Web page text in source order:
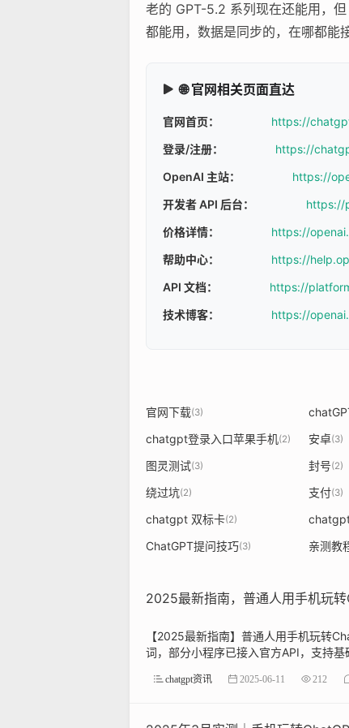
老的 GPT-5.2 系列现在还能用，
都能用，数据是同步的，在哪都能
🌐 官网相关页面直达
官网首页：
https://
登录/注册：
https://
OpenAI 主站：
https://
开发者 API 后台：
https://
价格详情：
https://
帮助中心：
https://
API 文档：
https://
技术博客：
https://
官网下载(3)
chatgpt登录入口苹果手机(2) 安卓(3)
图灵测试(3) 封号(2)
绕过坑(2) 支付(3)
chatgpt 双标卡(2)
ChatGPT提问技巧(3) 亲测教
2025最新指南，普通人用手机玩
【2025最新指南】普通人用手机玩转
词，部分小程序已接入官方API，支持基
chatgpt资讯 2025-06-11 212